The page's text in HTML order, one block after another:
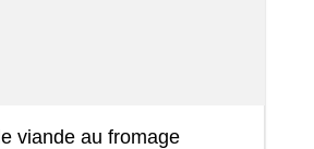
viande au fromage